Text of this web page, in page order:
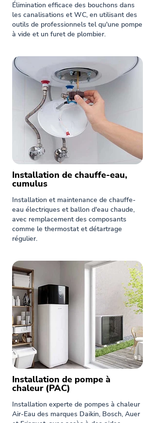
Élimination efficace des bouchons dans
les canalisations et WC, en utilisant des
outils de professionnels tel qu'une pompe
à vide et un furet de plombier.
Installation de chauffe-eau,
cumulus
Installation et maintenance de chauffe-
eau électriques et ballon d'eau chaude,
avec remplacement des composants
comme le thermostat et détartrage
régulier.
Installation de pompe à
chaleur (PAC)
Installation experte de pompes à chaleur
Air-Eau des marques Daikin, Bosch, Auer